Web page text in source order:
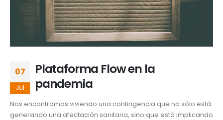
07
Jul
Plataforma Flow en la
pandemia
Nos encontramos viviendo una contingencia que no sólo está
generando una afectación sanitaria, sino que está implicando